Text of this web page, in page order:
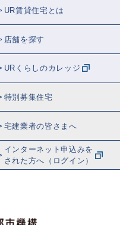
UR賃貸住宅とは
店舗を探す
URくらしのカレッジ
特別募集住宅
宅建業者の皆さまへ
インターネット申込みを
された方へ（ログイン）